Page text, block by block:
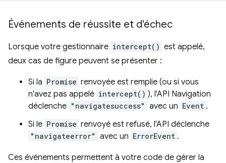
Événements de réussite et d'échec
Lorsque votre gestionnaire intercept() est appelé,
deux cas de figure peuvent se présenter :
Si la Promise renvoyée est remplie (ou si vous
n'avez pas appelé intercept() ), l'API Navigation
déclenche "navigatesuccess" avec un Event .
Si le Promise renvoyé est refusé, l'API déclenche
"navigateerror" avec un ErrorEvent .
Ces événements permettent à votre code de gérer la